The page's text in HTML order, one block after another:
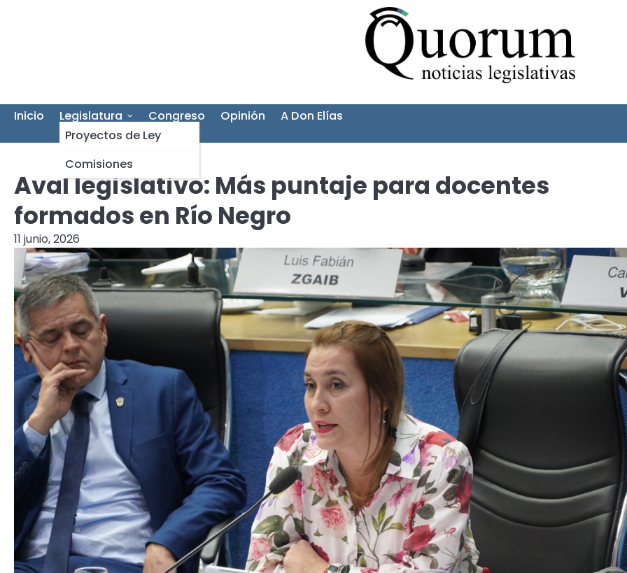
Inicio
Legislatura
Proyectos de Ley
Comisiones
Congreso Opinión A Don Elías
Aval legislativo: Más puntaje para docentes
formados en Río Negro
11 junio, 2026